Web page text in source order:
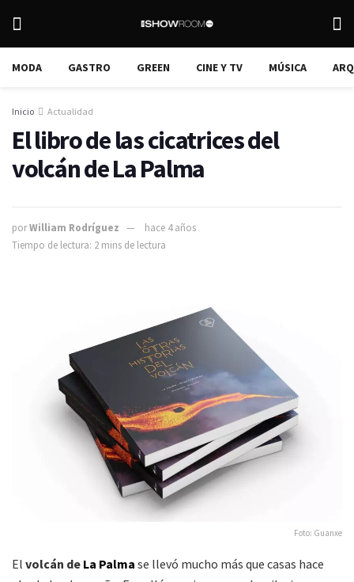
MODA GASTRO GREEN CINE Y TV MÚSICA
Inicio Actualidad
El libro de las cicatrices del
volcán de La Palma
porWilliam Rodríguez
hace 4 años
Tiempo de lectura: 2 mins de lectura
Foto: Guanxe
El volcán de La Palma se llevó mucho más que casas hace